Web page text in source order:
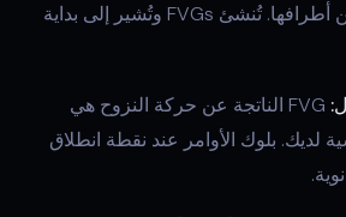
كبيرة، تُغلق بالقرب من أطرافها. تُنشئ FVGs وتُشير إلى بداية
FVG الناتجة عن حركة النزوح هي
لديك. بلوك الأوامر عند نقطة انطلاق